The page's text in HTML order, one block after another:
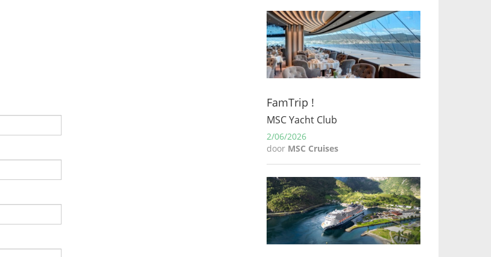
FamTrip !
MSC Yacht Club
2/06/2026
door MSC Cruises